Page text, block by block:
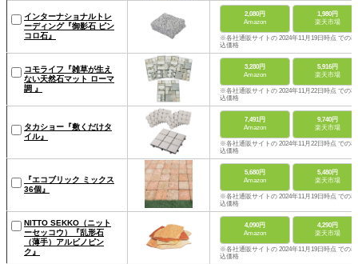
インターナショナルトレ
ーディング『御影石 ピン
コロ石』
2,080円
Amazon
1,980円
楽天市場
※各社通販サイトの 2024年11月19日時点 での税
込価格
コモライフ『雑草が生え
ない天然石マット ローマ
調 』
3,280円
Amazon
5,916円
楽天市場
※各社通販サイトの 2024年11月22日時点 での税
込価格
タカショー『敷くだけタ
イル』
7,491円
Amazon
9,740円
楽天市場
※各社通販サイトの 2024年11月22日時点 での税
込価格
『エコブリック ミックス
36個』
5,680円
Amazon
5,480円
楽天市場
※各社通販サイトの 2024年11月19日時点 での税
込価格
NITTO SEKKO（ニット
ーセッコウ）『乱形石
（薄手）アルビノピン
ク』
4,090円
Amazon
4,290円
楽天市場
※各社通販サイトの 2024年11月19日時点 での税
込価格